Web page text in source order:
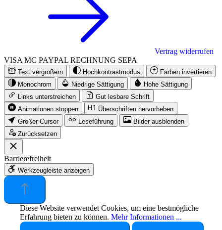
Vertrag widerrufen
VISA MC PAYPAL RECHNUNG SEPA
Text vergrößern Hochkontrastmodus
Farben invertieren
Monochrom
Niedrige Sättigung
Hohe Sättigung
Links unterstreichen
Gut lesbare Schrift
Animationen stoppen
Überschriften hervorheben
Großer Cursor
Leseführung
Bilder ausblenden
Zurücksetzen
Barrierefreiheit
Werkzeugleiste anzeigen
Diese Website verwendet Cookies, um eine bestmögliche
Erfahrung bieten zu können. Mehr Informationen ...